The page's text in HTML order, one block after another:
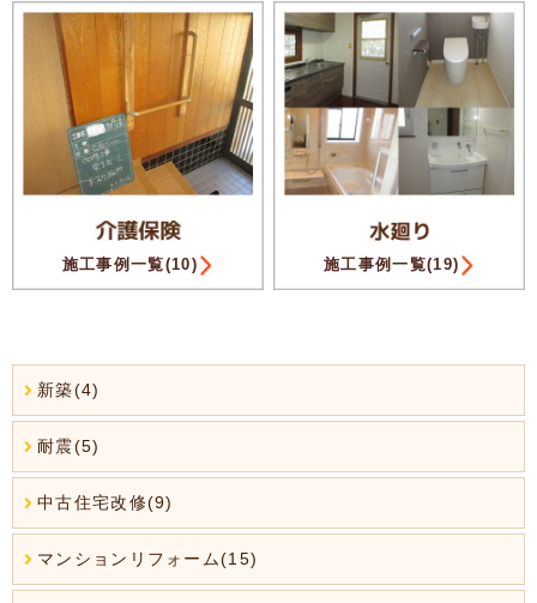
施工事例一覧(10) 施工事例一覧(19)
新築(4)
耐震(5)
中古住宅改修(9)
マンションリフォーム(15)